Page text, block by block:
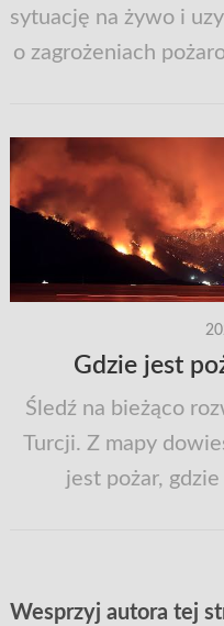
sytuację na żywo i
o zagrożeniach
Gdzie jest
Śledź na bieżąco
Turcji. Z mapy
jest pożar,
Wesprzyj autora tej